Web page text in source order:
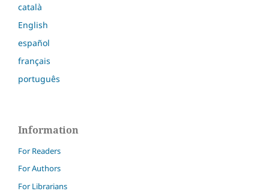
català
English
español
français
português
Information
For Readers
For Authors
For Librarians